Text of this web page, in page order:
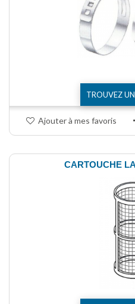
TROUVEZ
Ajouter à mes favoris
CARTOUCHE